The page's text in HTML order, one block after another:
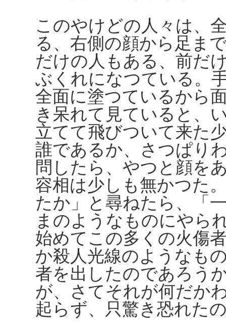
このやけどの人々は、
る、右側の顔から足ま
だけの人もある、前だ
ぶくれになつている。
全面に塗つているから
き呆れて見ていると、
立てて飛びついて来た
誰であるか、さつぱり
問したら、やつと顔を
容相は少しも無かつた
たか」と尋ねたら、「
まのようなものにやら
始めてこの多くの火傷
か殺人光線のようなも
者を出したのであろう
が、さてそれが何だか
起らず、只驚き恐れた